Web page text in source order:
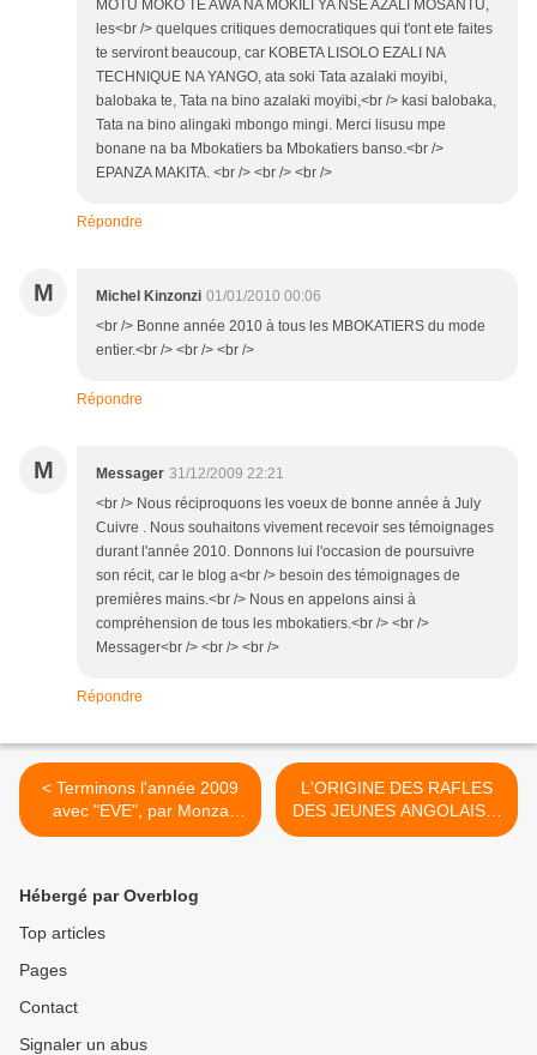
MOTU MOKO TE AWA NA MOKILI YA NSE AZALI MOSANTU,
les<br /> quelques critiques democratiques qui t'ont ete faites
te serviront beaucoup, car KOBETA LISOLO EZALI NA
TECHNIQUE NA YANGO, ata soki Tata azalaki moyibi,
balobaka te, Tata na bino azalaki moyibi,<br /> kasi balobaka,
Tata na bino alingaki mbongo mingi. Merci lisusu mpe
bonane na ba Mbokatiers ba Mbokatiers banso.<br />
EPANZA MAKITA. <br /> <br /> <br />
Répondre
M Michel Kinzonzi 01/01/2010 00:06
<br /> Bonne année 2010 à tous les MBOKATIERS du mode
entier.<br /> <br /> <br />
Répondre
M Messager 31/12/2009 22:21
<br /> Nous réciproquons les voeux de bonne année à July
Cuivre . Nous souhaitons vivement recevoir ses témoignages
durant l'année 2010. Donnons lui l'occasion de poursuivre
son récit, car le blog a<br /> besoin des témoignages de
premières mains.<br /> Nous en appelons ainsi à
compréhension de tous les mbokatiers.<br /> <br />
Messager<br /> <br /> <br />
Répondre
< Terminons l'année 2009
avec "EVE", par Monza
Bakonzo 1er !
L'ORIGINE DES RAFLES
DES JEUNES ANGOLAIS A
KINSHASA. >
Hébergé par Overblog
Top articles
Pages
Contact
Signaler un abus